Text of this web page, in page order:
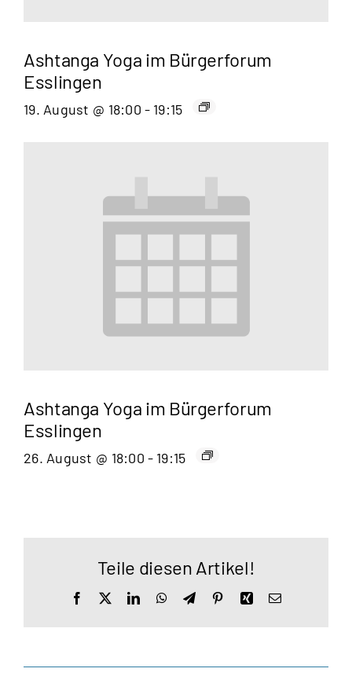
Ashtanga Yoga im Bürgerforum
Esslingen
19. August @ 18:00 - 19:15
Ashtanga Yoga im Bürgerforum
Esslingen
26. August @ 18:00 - 19:15
Teile diesen Artikel!
Facebook LinkedInWhatsApp
TelegramPinterestXingE-